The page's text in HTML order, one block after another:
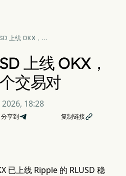
上线 OKX，新
上线 OKX，
交易对
18:28
分享到 复制链接
已上线 Ripple 的 RLUSD 稳